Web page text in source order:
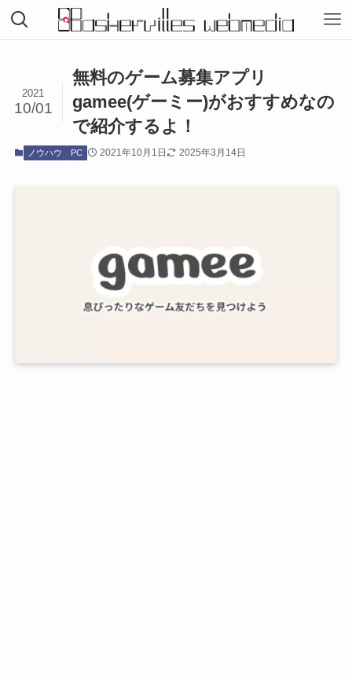
無料のゲーム募集アプリ
gamee(ゲーミー)がおすすめなの
で紹介するよ！
2021
10/01
ノウハウ PC 2021年10月1日 2025年3月14日